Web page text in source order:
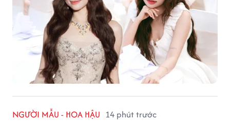
NGƯỜI MẪU - HOA HẬU 14 phút trước